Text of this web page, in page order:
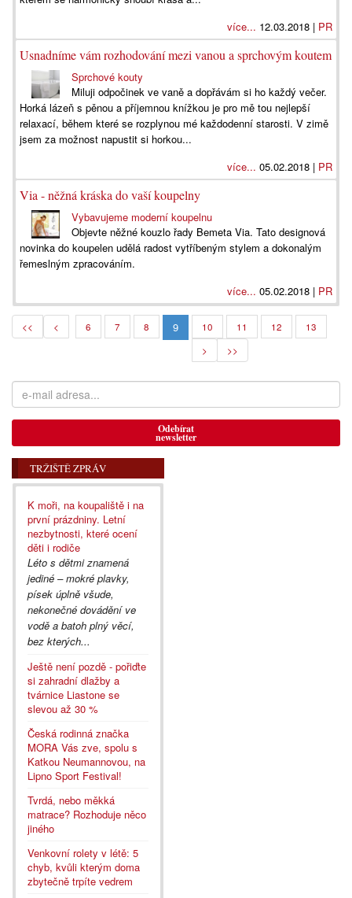
více... 12.03.2018 | PR
Usnadníme vám rozhodování mezi vanou a sprchovým koutem
Sprchové kouty
Miluji odpočinek ve vaně a dopřávám si ho každý večer.
Horká lázeň s pěnou a příjemnou knížkou je pro mě tou nejlepší
relaxací, během které se rozplynou mé každodenní starosti. V zimě
jsem za možnost napustit si horkou...
více... 05.02.2018 | PR
Via - něžná kráska do vaší koupelny
Vybavujeme moderní koupelnu
Objevte něžné kouzlo řady Bemeta Via. Tato designová
novinka do koupelen udělá radost vytříbeným stylem a dokonalým
řemeslným zpracováním.
více... 05.02.2018 | PR
<< < 6 7 8 9 10 11 12
13
>
>>
Odebírat
newsletter
TRŽIŠTĚ ZPRÁV
K moři, na koupaliště i na
první prázdniny. Letní
nezbytnosti, které ocení
děti i rodiče
Léto s dětmi znamená
jediné – mokré plavky,
písek úplně všude,
nekonečné dovádění ve
vodě a batoh plný věcí,
bez kterých...
Ještě není pozdě - pořiďte
si zahradní dlažby a
tvárnice Liastone se
slevou až 30 %
Česká rodinná značka
MORA Vás zve, spolu s
Katkou Neumannovou, na
Lipno Sport Festival!
Tvrdá, nebo měkká
matrace? Rozhoduje něco
jiného
Venkovní rolety v létě: 5
chyb, kvůli kterým doma
zbytečně trpíte vedrem